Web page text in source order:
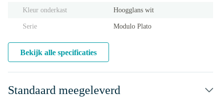
Kleur onderkast Hoogglans wit
Serie Modulo Plato
Bekijk alle specificaties
Standaard meegeleverd